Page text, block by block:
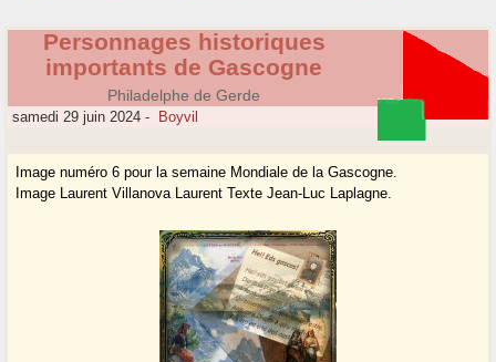
Personnages historiques
importants de Gascogne
Philadelphe de Gerde
samedi 29 juin 2024 - Boyvil
Image numéro 6 pour la semaine Mondiale de la Gascogne.
Image Laurent Villanova Laurent Texte Jean-Luc Laplagne.